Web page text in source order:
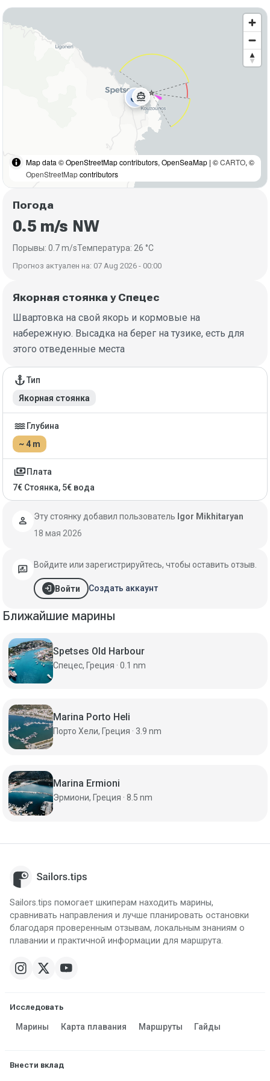
Якорная стоянка у Спецес
Швартовка на свой якорь и кормовые на
набережную. Высадка на берег на тузике, есть для
этого отведенные места
Детали якорной стоянки
anchorТип
Якорная стоянка
water Глубина
~ 4 m
payments Плата
7€ Стоянка, 5€ вода
person Эту стоянку добавил пользователь Igor Mikhitaryan
18 мая 2026
rate_review Войдите или зарегистрируйтесь, чтобы оставить отзыв.
login Войти Создать аккаунт
anchordirections_boat
Map data © OpenStreetMap contributors, OpenSeaMap | ©CARTO, ©
OpenStreetMapcontributors
Погода
0.5 m/s NW
Порывы: 0.7 m/sТемпература: 26 °C
Прогноз актуален на: 07 Aug 2026 - 00:00
Ближайшие марины
Spetses Old Harbour
Спецес, Греция · 0.1 nm
Marina Porto Heli
Порто Хели, Греция · 3.9 nm
Marina Ermioni
Эрмиони, Греция · 8.5 nm
Sailors.tips помогает шкиперам находить марины,
сравнивать направления и лучше планировать остановки
благодаря проверенным отзывам, локальным знаниям о
плавании и практичной информации для маршрута.
Исследовать
Марины Карта плавания Маршруты Гайды
Внести вклад